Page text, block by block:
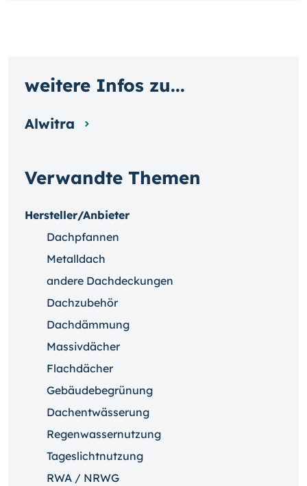
Verwandte Themen
Hersteller/Anbieter
Dachpfannen
Metalldach
andere Dachdeckungen
Dachzubehör
Dachdämmung
Massivdächer
Flachdächer
Gebäudebegrünung
Dachentwässerung
Regenwassernutzung
Tageslichtnutzung
RWA / NRWG
weitere Infos zu...
Alwitra